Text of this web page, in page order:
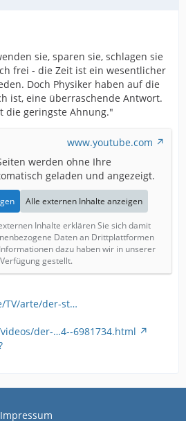
sie, sparen sie, schlagen sie
frei - die Zeit ist ein wesentlicher
Doch Physiker haben auf die
ist, eine überraschende Antwort.
die geringste Ahnung."
www.youtube.com
werden ohne Ihre
geladen und angezeigt.
Alle externen Inhalte anzeigen
Inhalte erklären Sie sich damit
Daten an Drittplattformen
dazu haben wir in unserer
gestellt.
TV/arte/der-st…
der-…4--6981734.html
Impressum